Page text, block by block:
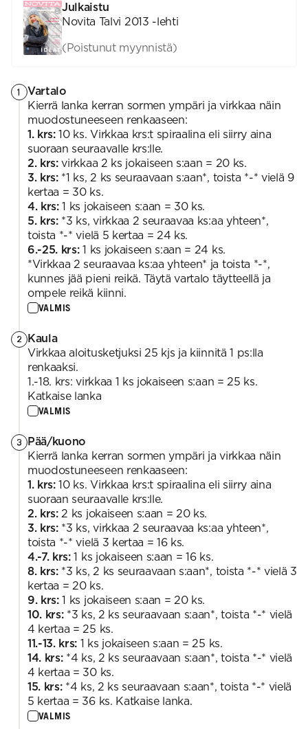
Julkaistu
Novita Talvi 2013 -lehti
(Poistunut myynnistä)
1
Vartalo
Kierrä lanka kerran sormen ympäri ja virkkaa näin
muodostuneeseen renkaaseen:
1. krs:10 ks. Virkkaa krs:t spiraalina eli siirry aina
suoraan seuraavalle krs:lle.
2. krs:virkkaa 2 ks jokaiseen s:aan = 20 ks.
3. krs: *1 ks, 2 ks seuraavaan s:aan*, toista *-* vielä 9
kertaa = 30 ks.
4. krs:1 ks jokaiseen s:aan = 30 ks.
5. krs: *3 ks, virkkaa 2 seuraavaa ks:aa yhteen*,
toista *-* vielä 5 kertaa = 24 ks.
6.-25. krs:1 ks jokaiseen s:aan = 24 ks.
*Virkkaa 2 seuraavaa ks:aa yhteen* ja toista *-*,
kunnes jää pieni reikä. Täytä vartalo täytteellä ja
ompele reikä kiinni.
VALMIS
2
Kaula
Virkkaa aloitusketjuksi 25 kjs ja kiinnitä 1 ps:lla
renkaaksi.
1.-18. krs: virkkaa 1 ks jokaiseen s:aan = 25 ks.
Katkaise lanka
VALMIS
3
Pää/kuono
Kierrä lanka kerran sormen ympäri ja virkkaa näin
muodostuneeseen renkaaseen:
1. krs:10 ks. Virkkaa krs:t spiraalina eli siirry aina
suoraan seuraavalle krs:lle.
2. krs:2 ks jokaiseen s:aan = 20 ks.
3. krs: *3 ks, virkkaa 2 seuraavaa ks:aa yhteen*,
toista *-* vielä 3 kertaa = 16 ks.
4.-7. krs:1 ks jokaiseen s:aan = 16 ks.
8. krs: *3 ks, 2 ks seuraavaan s:aan*, toista *-* vielä 3
kertaa = 20 ks.
9. krs:1 ks jokaiseen s:aan = 20 ks.
10. krs: *3 ks, 2 ks seuraavaan s:aan*, toista *-* vielä
4 kertaa = 25 ks.
11.-13. krs: 1 ks jokaiseen s:aan = 25 ks.
14. krs: *4 ks, 2 ks seuraavaan s:aan*, toista *-* vielä
4 kertaa = 30 ks.
15. krs: *4 ks, 2 ks seuraavaan s:aan*, toista *-* vielä
5 kertaa = 36 ks. Katkaise lanka.
VALMIS